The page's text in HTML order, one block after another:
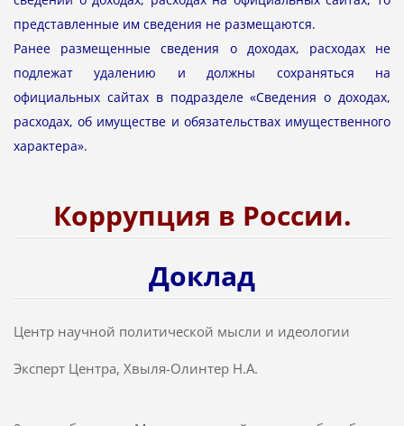
представленные им сведения не размещаются.
Ранее размещенные сведения о доходах, расходах не
подлежат удалению и должны сохраняться на
официальных сайтах в подразделе «Сведения о доходах,
расходах, об имуществе и обязательствах имущественного
характера».
Коррупция в России.
Доклад
Центр научной политической мысли и идеологии
Эксперт Центра, Хвыля-Олинтер Н.А.